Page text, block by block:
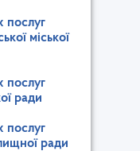
послуг
міської
послуг
ради
послуг
ради